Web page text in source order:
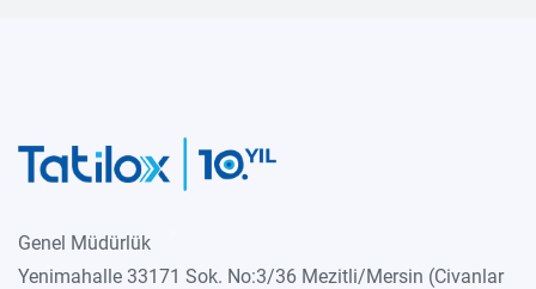
Genel Müdürlük
Yenimahalle 33171 Sok. No:3/36 Mezitli/Mersin (Civanlar